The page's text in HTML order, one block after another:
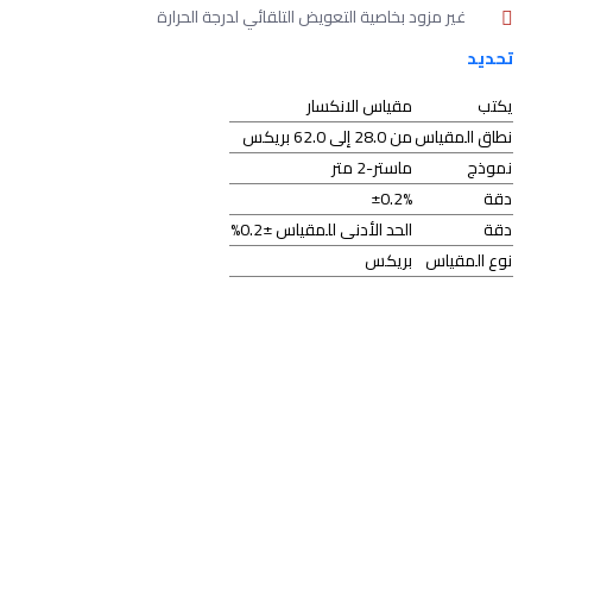
غير مزود بخاصية التعويض التلقائي لدرجة الحرارة
تحديد
يكتب
مقياس الانكسار
نطاق المقياسمن 28.0 إلى 62.0 بريكس
نموذج
ماستر-2 متر
دقة
±0.2%
دقة
الحد الأدنى للمقياس ±0.2%
نوع المقياس بريكس